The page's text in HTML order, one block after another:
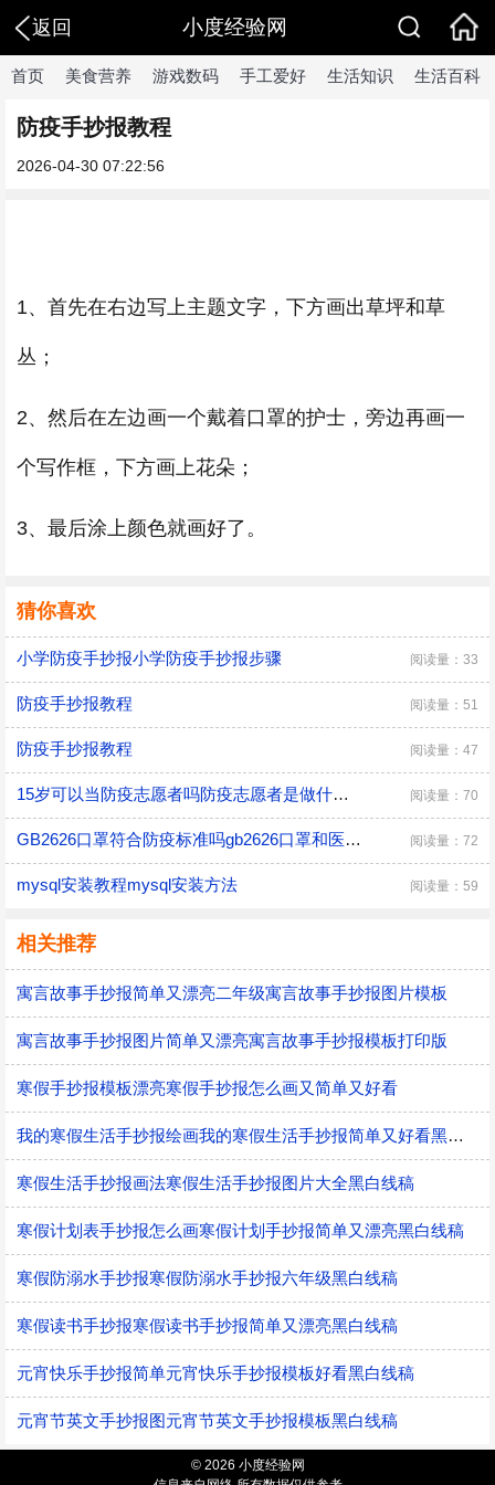
返回 小度经验网
首页 美食营养 游戏数码 手工爱好 生活知识 生活百科
防疫手抄报教程
2026-04-30 07:22:56
1、首先在右边写上主题文字，下方画出草坪和草
丛；
2、然后在左边画一个戴着口罩的护士，旁边再画一
个写作框，下方画上花朵；
3、最后涂上颜色就画好了。
猜你喜欢
小学防疫手抄报小学防疫手抄报步骤 阅读量：33
防疫手抄报教程 阅读量：51
防疫手抄报教程 阅读量：47
15岁可以当防疫志愿者吗防疫志愿者是做什么的 阅读量：70
GB2626口罩符合防疫标准吗gb2626口罩和医用外科区别 阅读量：72
mysql安装教程mysql安装方法 阅读量：59
相关推荐
寓言故事手抄报简单又漂亮二年级寓言故事手抄报图片模板
寓言故事手抄报图片简单又漂亮寓言故事手抄报模板打印版
寒假手抄报模板漂亮寒假手抄报怎么画又简单又好看
我的寒假生活手抄报绘画我的寒假生活手抄报简单又好看黑白线稿
寒假生活手抄报画法寒假生活手抄报图片大全黑白线稿
寒假计划表手抄报怎么画寒假计划手抄报简单又漂亮黑白线稿
寒假防溺水手抄报寒假防溺水手抄报六年级黑白线稿
寒假读书手抄报寒假读书手抄报简单又漂亮黑白线稿
元宵快乐手抄报简单元宵快乐手抄报模板好看黑白线稿
元宵节英文手抄报图元宵节英文手抄报模板黑白线稿
© 2026 小度经验网